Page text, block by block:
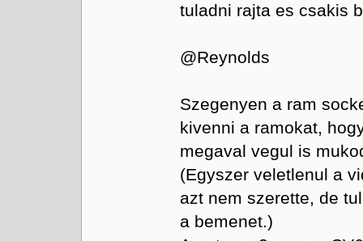
tuladni rajta es csakis
@Reynolds
Szegenyen a ram
kivenni a ramokat,
megaval vegul is
(Egyszer veletlenul a
azt nem szerette, de
a bemenet.)